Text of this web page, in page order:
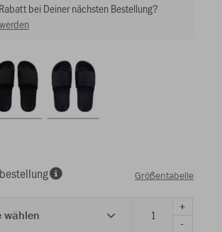
bei Deiner nächsten Bestellung?
Größentabelle
wählen
+
-